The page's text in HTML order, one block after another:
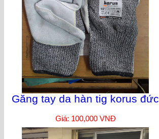
Găng tay da hàn tig korus đức
Giá: 100,000 VNĐ